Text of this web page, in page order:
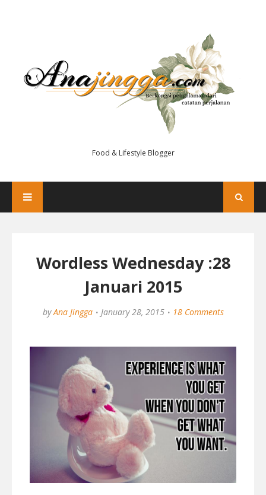
Food & Lifestyle Blogger
Wordless Wednesday :28
Januari 2015
by Ana Jingga January 28, 2015 18 Comments